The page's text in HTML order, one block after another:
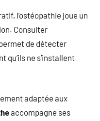
l’ostéopathie joue un
Consulter
de détecter
qu’ils ne s’installent
adaptée aux
accompagne ses